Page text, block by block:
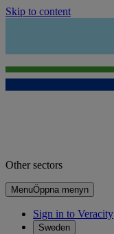
Skip to content
Other sectors
MenuÖppna menyn
Sign in to Veracity
Sweden